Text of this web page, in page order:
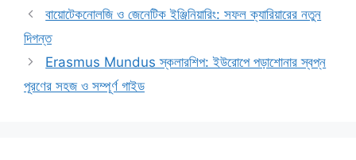
বায়োটেকনোলজি ও জেনেটিক ইঞ্জিনিয়ারিং: সফল ক্যারিয়ারের নতুন
দিগন্ত
Erasmus Mundus স্কলারশিপ: ইউরোপে পড়াশোনার স্বপ্ন
পূরণের সহজ ও সম্পূর্ণ গাইড